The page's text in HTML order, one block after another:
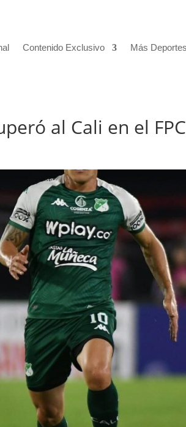
Contenido Exclusivo Más Deportes
al Cali en el FPC